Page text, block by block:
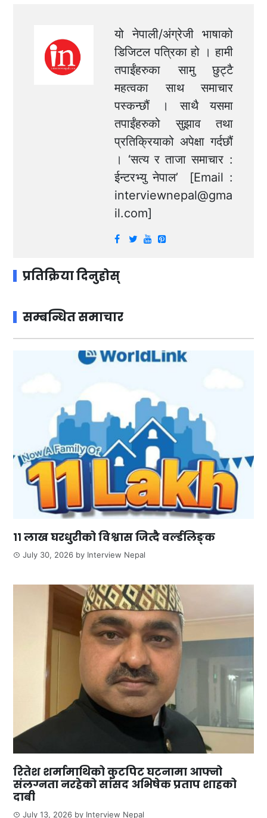
यो नेपाली/अंग्रेजी भाषाको
डिजिटल पत्रिका हो । हामी
तपाईंहरुका सामु छुट्टै
महत्वका साथ समाचार
पस्कन्छौं । साथै यसमा
तपाईंहरुको सुझाव तथा
प्रतिक्रियाको अपेक्षा गर्दछौं
। ‘सत्य र ताजा समाचार :
ईन्टरभ्यु नेपाल’ [Email :
interviewnepal@gma
il.com]
प्रतिक्रिया दिनुहोस्
सम्बन्धित समाचार
११ लाख घरधुरीको विश्वास जित्दै वर्ल्डलिङ्क
July 30, 2026 by Interview Nepal
रितेश शर्मामाथिको कुटपिट घटनामा आफ्नो
संलग्नता नरहेको सांसद अभिषेक प्रताप शाहको
दाबी
July 13, 2026 by Interview Nepal